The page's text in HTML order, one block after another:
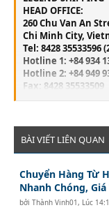
HEAD OFFICE:
260 Chu Van An
Chi Minh City,
Tel: 8428 35533596
Hotline 1: +84 934
Hotline 2: +84 949
Fax: 8428 35533509
Email:
No.3 Le Thanh
District, Hai Phong
Tel: 84225 3999679
Email:
BÀI VIẾT LIÊN QUAN
Chuyển Hàng Từ
Nhanh Chóng, Giá
bởiThành Vinh01 , Lúc